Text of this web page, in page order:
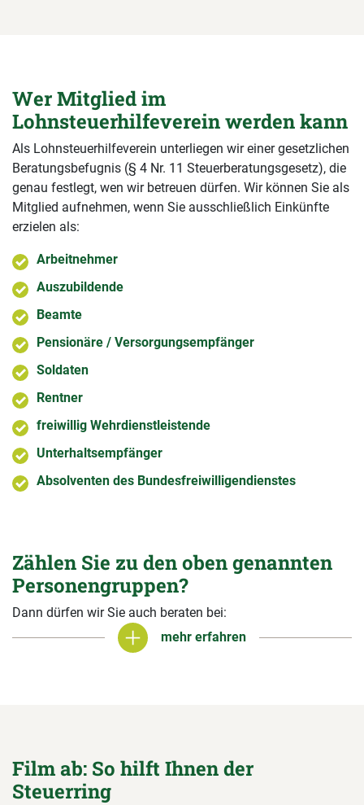
Wer Mitglied im
Lohnsteuerhilfeverein werden kann
Als Lohnsteuerhilfeverein unterliegen wir einer gesetzlichen
Beratungsbefugnis (§ 4 Nr. 11 Steuerberatungsgesetz), die
genau festlegt, wen wir betreuen dürfen. Wir können Sie als
Mitglied aufnehmen, wenn Sie ausschließlich Einkünfte
erzielen als:
Arbeitnehmer
Auszubildende
Beamte
Pensionäre / Versorgungsempfänger
Soldaten
Rentner
freiwillig Wehrdienstleistende
Unterhaltsempfänger
Absolventen des Bundesfreiwilligendienstes
Zählen Sie zu den oben genannten
Personengruppen?
Dann dürfen wir Sie auch beraten bei:
mehr erfahren
mehr erfahren
Film ab: So hilft Ihnen der
Steuerring